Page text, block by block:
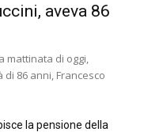
aveva 86
mattinata di oggi,
di 86 anni, Francesco
la pensione della